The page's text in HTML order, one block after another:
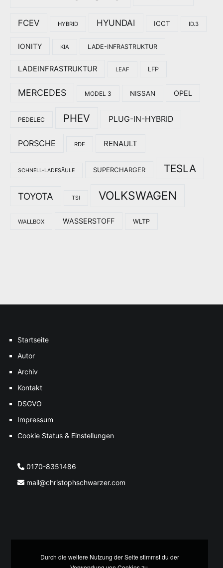
FCEV HYBRID HYUNDAI ICCT ID.3
IONITY KIA LADE-INFRASTRUKTUR
LADEINFRASTRUKTUR LEAF LFP
MERCEDES MODEL 3 NISSAN OPEL
PEDELEC PHEV PLUG-IN-HYBRID
PORSCHE RDE RENAULT
SCHNELL-LADESÄULE SUPERCHARGER TESLA
TOYOTA TSI VOLKSWAGEN
WALLBOX WASSERSTOFF WLTP
Startseite
Autor
Archiv
Kontakt
DSGVO
Impressum
Cookie Status & Einstellungen
0170-8351486
mail@christophschwarzer.com
Durch die weitere Nutzung der Seite stimmst du der